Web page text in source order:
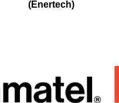
(Enertech)